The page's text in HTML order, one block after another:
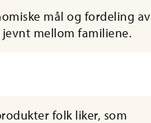
mål og fordeling av
mellom familiene.
folk liker, som